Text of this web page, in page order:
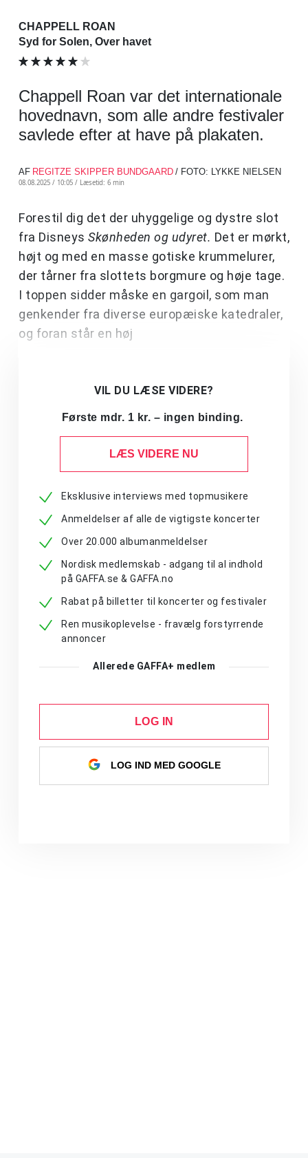
CHAPPELL ROAN
Syd for Solen, Over havet
Chappell Roan var det internationale
hovednavn, som alle andre festivaler
savlede efter at have på plakaten.
AF REGITZE SKIPPER BUNDGAARD / FOTO: LYKKE NIELSEN
08.08.2025 / 10:05 / Læsetid: 6 min
Forestil dig det der uhyggelige og dystre slot
fra Disneys Skønheden og udyret. Det er mørkt,
højt og med en masse gotiske krummelurer,
der tårner fra slottets borgmure og høje tage.
I toppen sidder måske en gargoil, som man
genkender fra diverse europæiske katedraler,
og foran står en høj
VIL DU LÆSE VIDERE?
Første mdr. 1 kr. – ingen binding.
LÆS VIDERE NU
Eksklusive interviews med topmusikere
Anmeldelser af alle de vigtigste koncerter
Over 20.000 albumanmeldelser
Nordisk medlemskab - adgang til al indhold
på GAFFA.se & GAFFA.no
Rabat på billetter til koncerter og festivaler
Ren musikoplevelse - fravælg forstyrrende
annoncer
Allerede GAFFA+ medlem
LOG IN
LOG IND MED GOOGLE